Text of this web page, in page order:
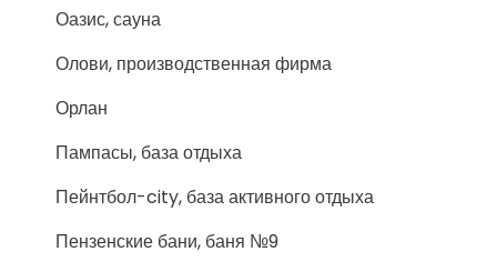
Оазис, сауна
Олови, производственная фирма
Орлан
Пампасы, база отдыха
Пейнтбол-city, база активного отдыха
Пензенские бани, баня №9